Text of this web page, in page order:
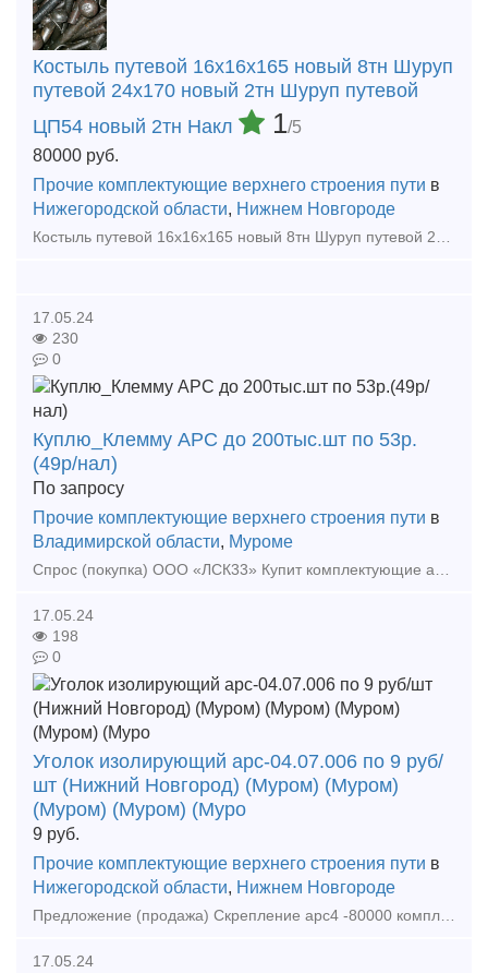
Костыль путевой 16х16х165 новый 8тн Шуруп
путевой 24х170 новый 2тн Шуруп путевой
ЦП54 новый 2тн Накл
1/5
80000 руб.
Прочие комплектующие верхнего строения пути в
Нижегородской области, Нижнем Новгороде
Костыль путевой 16х16х165 новый 8тн Шуруп путевой 24х170 новый 2тн Шуруп путевой ЦП54 новый 2тн Накладка 1р65 22г новая 3,5тн Болт закладной 22х175 новый 1тн Рельсы р65 12,5м 1гр 300тн Шпала дер
17.05.24
230
0
Куплю_Клемму АРС до 200тыс.шт по 53р.
(49р/нал)
По запросу
Прочие комплектующие верхнего строения пути в
Владимирской области, Муроме
Спрос (покупка) ООО «ЛСК33» Купит комплектующие арс: Клемма АРС до 200тыс.шт по 53 р(49р/нал) Прокладка ЦП204 АРС до 50тыс.шт по 28р(26р/нал) Подклеммн
17.05.24
198
0
Уголок изолирующий арс-04.07.006 по 9 руб/
шт (Нижний Новгород) (Муром) (Муром)
(Муром) (Муром) (Муро
9 руб.
Прочие комплектующие верхнего строения пути в
Нижегородской области, Нижнем Новгороде
Предложение (продажа) Скрепление арс4 -80000 комплектов по цене 685 руб/ комплект на шпалу Прокладка цп204 АРС-4 ТУ 3185-001-01115863- исполнение ПД по 50р/ш
17.05.24